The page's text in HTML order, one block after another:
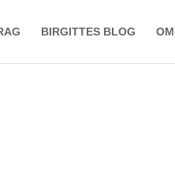
BIRGITTES BLOG OM